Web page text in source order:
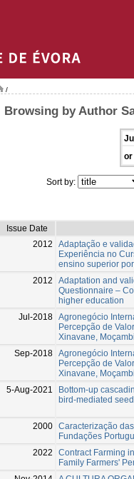
/
Browsing by Author
or
Sort by:
Issue Date
2012
Adaptação e
Experiência no
ensino superior
2012
Adaptation and
Questionnaire –
higher education
Jul-2018 Agronegócio
Percepção de
Xinavane,
Sep-2018 Agronegócio
Percepção de
Xinavane,
5-Aug-2021
Bottom-up
bird-mediated
2000 Caracterização
Fundações
2022
Contract Farming
Family Farmers'